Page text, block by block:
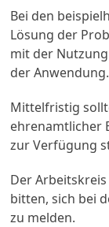
Bei den
Lösung der
mit der
der Anwendung.
Mittelfristig
ehrenamtlicher
zur Verfügung
Der
bitten, sich bei
zu melden.